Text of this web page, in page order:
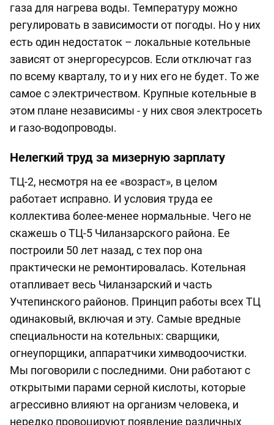
газа для нагрева воды. Температуру можно
регулировать в зависимости от погоды. Но у них
есть один недостаток – локальные котельные
зависят от энергоресурсов. Если отключат газ
по всему кварталу, то и у них его не будет. То же
самое с электричеством. Крупные котельные в
этом плане независимы - у них своя электросеть
и газо-водопроводы.
Нелегкий труд за мизерную зарплату
ТЦ-2, несмотря на ее «возраст», в целом
работает исправно. И условия труда ее
коллектива более-менее нормальные. Чего не
скажешь о ТЦ-5 Чиланзарского района. Ее
построили 50 лет назад, с тех пор она
практически не ремонтировалась. Котельная
отапливает весь Чиланзарский и часть
Учтепинского районов. Принцип работы всех ТЦ
одинаковый, включая и эту. Самые вредные
специальности на котельных: сварщики,
огнеупорщики, аппаратчики химводоочистки.
Мы поговорили с последними. Они работают с
открытыми парами серной кислоты, которые
агрессивно влияют на организм человека, и
нередко провоцируют появление различных